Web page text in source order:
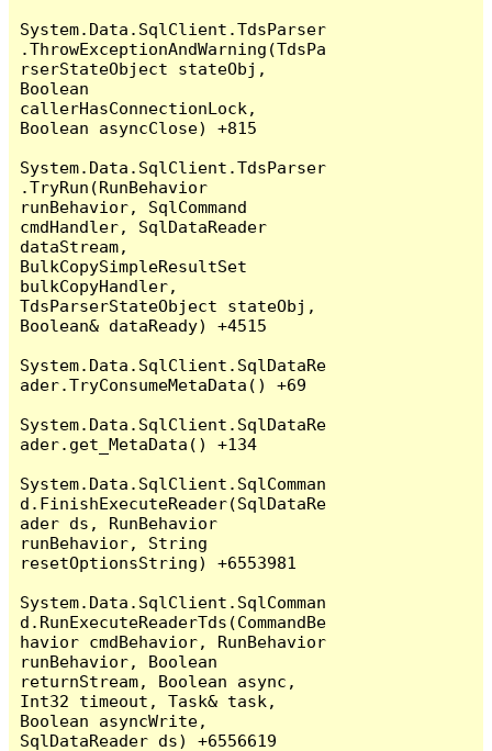
System.Data.SqlClient.TdsParser
.ThrowExceptionAndWarning(TdsPa
rserStateObject stateObj,
Boolean
callerHasConnectionLock,
Boolean asyncClose) +815
System.Data.SqlClient.TdsParser
.TryRun(RunBehavior
runBehavior, SqlCommand
cmdHandler, SqlDataReader
dataStream,
BulkCopySimpleResultSet
bulkCopyHandler,
TdsParserStateObject stateObj,
Boolean& dataReady) +4515
System.Data.SqlClient.SqlDataRe
ader.TryConsumeMetaData() +69
System.Data.SqlClient.SqlDataRe
ader.get_MetaData() +134
System.Data.SqlClient.SqlComman
d.FinishExecuteReader(SqlDataRe
ader ds, RunBehavior
runBehavior, String
resetOptionsString) +6553981
System.Data.SqlClient.SqlComman
d.RunExecuteReaderTds(CommandBe
havior cmdBehavior, RunBehavior
runBehavior, Boolean
returnStream, Boolean async,
Int32 timeout, Task& task,
Boolean asyncWrite,
SqlDataReader ds) +6556619